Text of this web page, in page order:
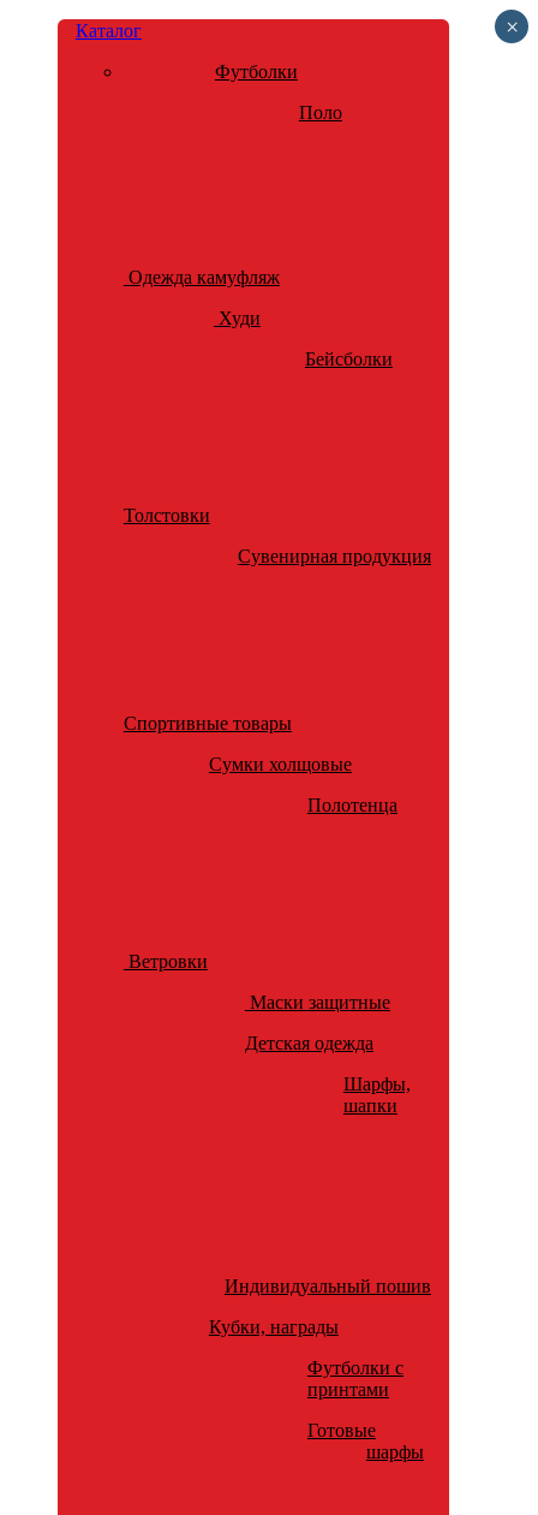
Каталог
Футболки
Поло
Одежда камуфляж
Худи
Бейсболки
Толстовки
Сувенирная продукция
Спортивные товары
Сумки холщовые
Полотенца
Ветровки
Маски защитные
Детская одежда
Шарфы,
шапки
Индивидуальный пошив
Кубки, награды
Футболки с
принтами
Готовые
шарфы
×